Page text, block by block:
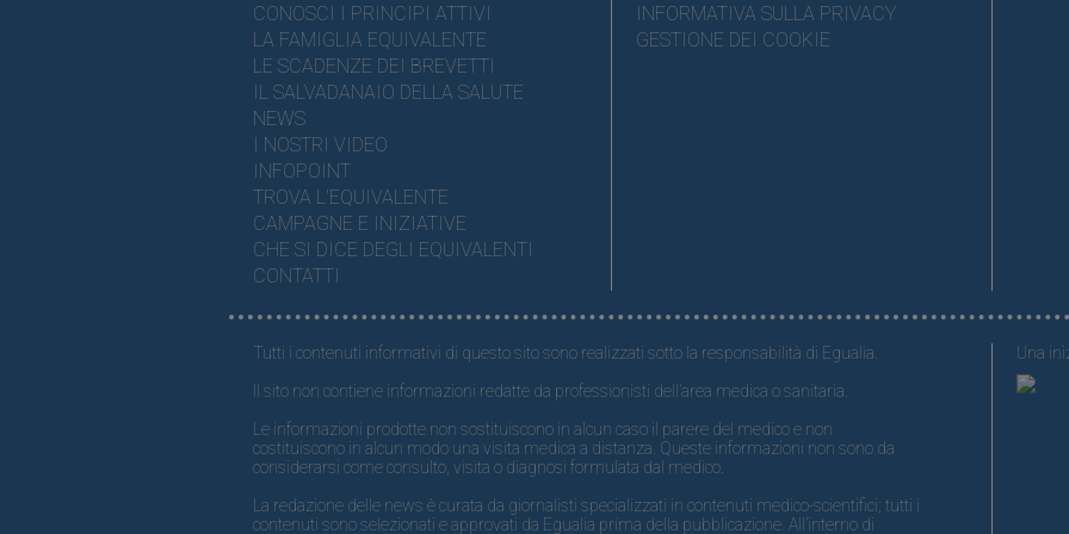
CONOSCI I PRINCIPI ATTIVI
LA FAMIGLIA EQUIVALENTE
LE SCADENZE DEI BREVETTI
IL SALVADANAIO DELLA SALUTE
NEWS
I NOSTRI VIDEO
INFOPOINT
TROVA L'EQUIVALENTE
CAMPAGNE E INIZIATIVE
CHE SI DICE DEGLI EQUIVALENTI
CONTATTI
INFORMATIVA SULLA PRIVACY
GESTIONE DEI COOKIE
Tutti i contenuti informativi di questo sito sono realizzati sotto la responsabilità di Egualia.
Il sito non contiene informazioni redatte da professionisti dell’area medica o sanitaria.
Le informazioni prodotte non sostituiscono in alcun caso il parere del medico e non
costituiscono in alcun modo una visita medica a distanza. Queste informazioni non sono da
considerarsi come consulto, visita o diagnosi formulata dal medico.
La redazione delle news è curata da giornalisti specializzati in contenuti medico-scientifici; tutti i
contenuti sono selezionati e approvati da Egualia prima della pubblicazione. All’interno di
Una